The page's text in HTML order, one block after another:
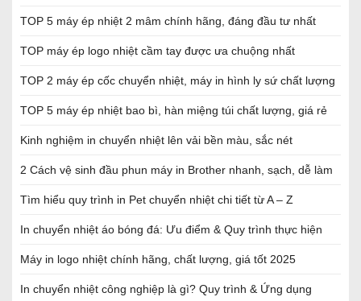
TOP 5 máy ép nhiệt 2 mâm chính hãng, đáng đầu tư nhất
TOP máy ép logo nhiệt cầm tay được ưa chuộng nhất
TOP 2 máy ép cốc chuyển nhiệt, máy in hình ly sứ chất lượng
TOP 5 máy ép nhiệt bao bì, hàn miệng túi chất lượng, giá rẻ
Kinh nghiệm in chuyển nhiệt lên vải bền màu, sắc nét
2 Cách vệ sinh đầu phun máy in Brother nhanh, sạch, dễ làm
Tìm hiểu quy trình in Pet chuyển nhiệt chi tiết từ A – Z
In chuyển nhiệt áo bóng đá: Ưu điểm & Quy trình thực hiện
Máy in logo nhiệt chính hãng, chất lượng, giá tốt 2025
In chuyển nhiệt công nghiệp là gì? Quy trình & Ứng dụng